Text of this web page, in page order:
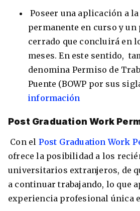
Poseer una aplicación a
permanente en curso y un
cerrado que concluirá en
meses. En este sentido,
denomina Permiso de
Puente (BOWP por sus
información
Post Graduation Work
Con el Post Graduation Work
ofrece la posibilidad a los
universitarios extranjeros, de
a continuar trabajando, lo que
experiencia profesional única